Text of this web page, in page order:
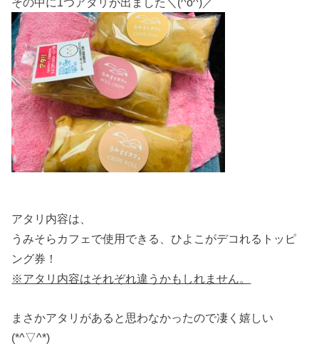
アタリ内容は、
うみそらカフェで使用できる、ひよこがデコれるトッピ
ング券！
※アタリ内容はそれぞれ違うかもしれません。
まさかアタリがあると思わなかったので凄く嬉しい
(*^▽^*)